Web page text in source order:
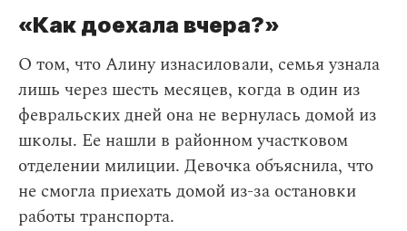
«Как доехала вчера?»
О том, что Алину изнасиловали, семья узнала
лишь через шесть месяцев, когда в один из
февральских дней она не вернулась домой из
школы. Ее нашли в районном участковом
отделении милиции. Девочка объяснила, что
не смогла приехать домой из-за остановки
работы транспорта.